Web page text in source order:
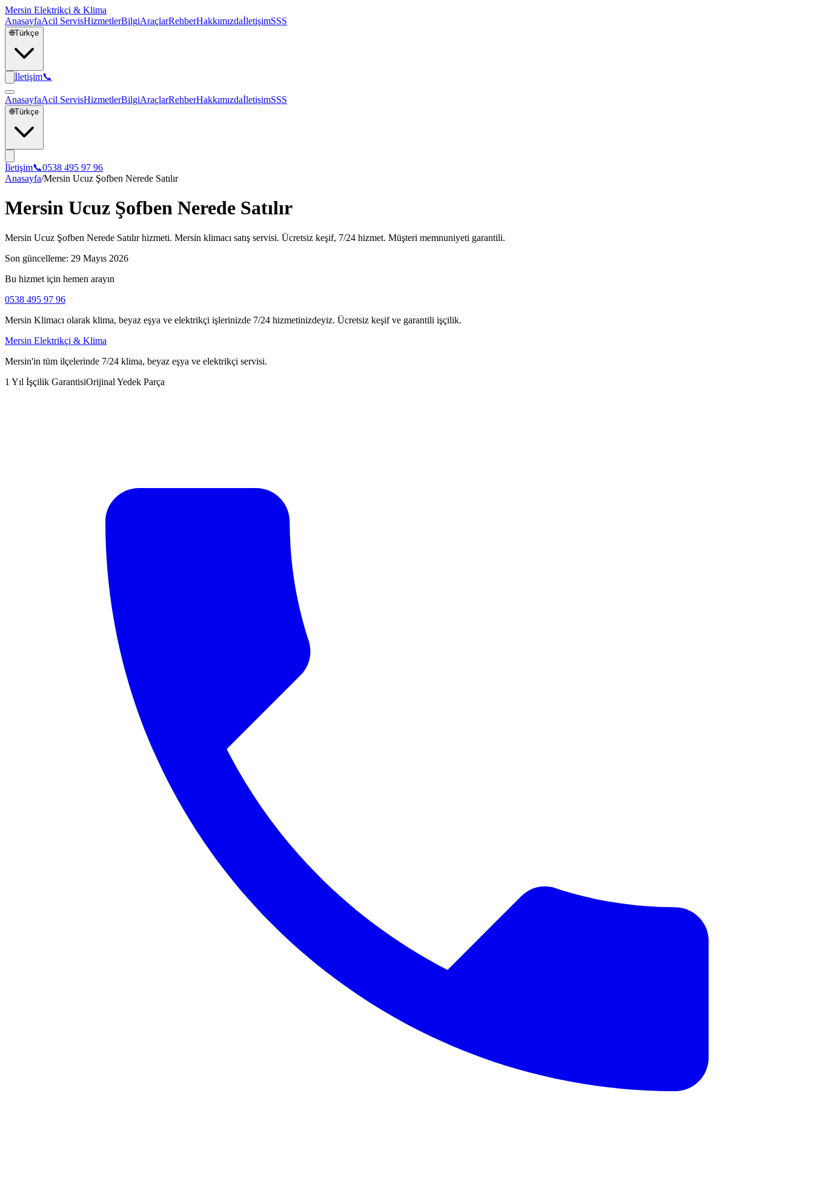
Mersin Elektrikçi & Klima
AnasayfaAcil ServisHizmetlerBilgiAraçlarRehberHakkımızdaİletişimSSS
🌐Türkçe
İletişim📞
AnasayfaAcil ServisHizmetlerBilgiAraçlarRehberHakkımızdaİletişimSSS
🌐Türkçe
İletişim📞0538 495 97 96
Anasayfa/Mersin Ucuz Şofben Nerede Satılır
Mersin Ucuz Şofben Nerede Satılır
Mersin Ucuz Şofben Nerede Satılır hizmeti. Mersin klimacı satış servisi. Ücretsiz keşif, 7/24 hizmet. Müşteri memnuniyeti garantili.
Son güncelleme: 29 Mayıs 2026
Bu hizmet için hemen arayın
0538 495 97 96
Mersin Klimacı olarak klima, beyaz eşya ve elektrikçi işlerinizde 7/24 hizmetinizdeyiz. Ücretsiz keşif ve garantili işçilik.
Mersin Elektrikçi & Klima
Mersin'in tüm ilçelerinde 7/24 klima, beyaz eşya ve elektrikçi servisi.
1 Yıl İşçilik GarantisiOrijinal Yedek Parça